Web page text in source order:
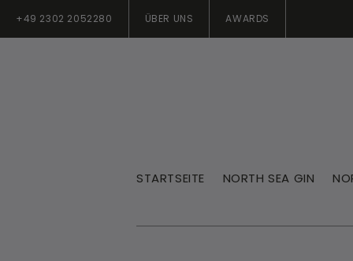
+49 2302 2052280 ÜBER UNS AWARDS
STARTSEITE NORTH SEA GIN